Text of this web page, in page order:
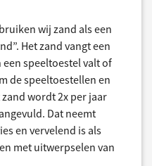
wij zand als een
Het zand vangt een
speeltoestel valt of
de speeltoestellen en
zand wordt 2x per jaar
Dat neemt
en vervelend is als
met uitwerpselen van